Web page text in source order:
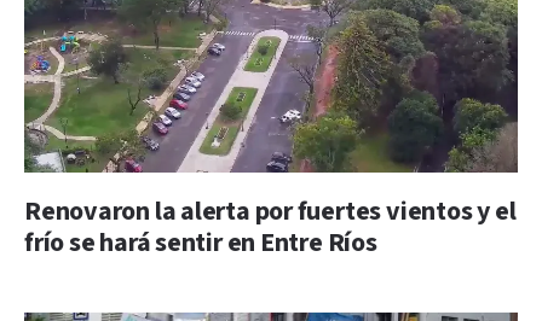
Renovaron la alerta por fuertes vientos y el
frío se hará sentir en Entre Ríos